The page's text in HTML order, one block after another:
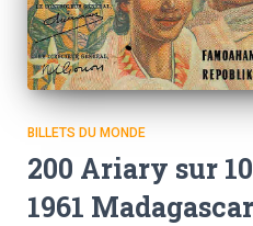
BILLETS DU MONDE
200 Ariary sur
1961 Madagascar